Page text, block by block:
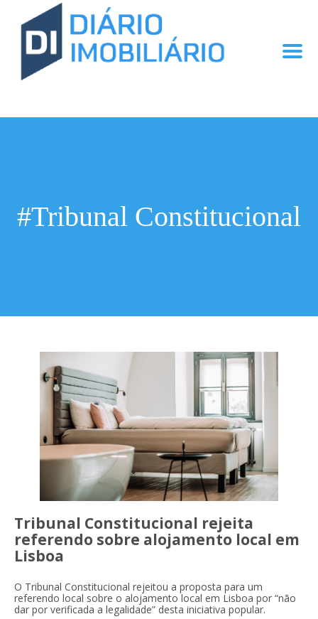
#Tribunal Constitucional
Tribunal Constitucional rejeita
referendo sobre alojamento local em
Lisboa
O Tribunal Constitucional rejeitou a proposta para um
referendo local sobre o alojamento local em Lisboa por “não
dar por verificada a legalidade” desta iniciativa popular.